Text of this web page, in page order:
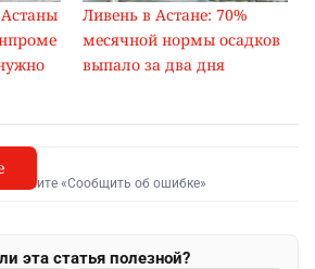
Ливень в Астане: 70%
месячной нормы осадков
выпало за два дня
нажмите «Сообщить об ошибке»
эта статья полезной?